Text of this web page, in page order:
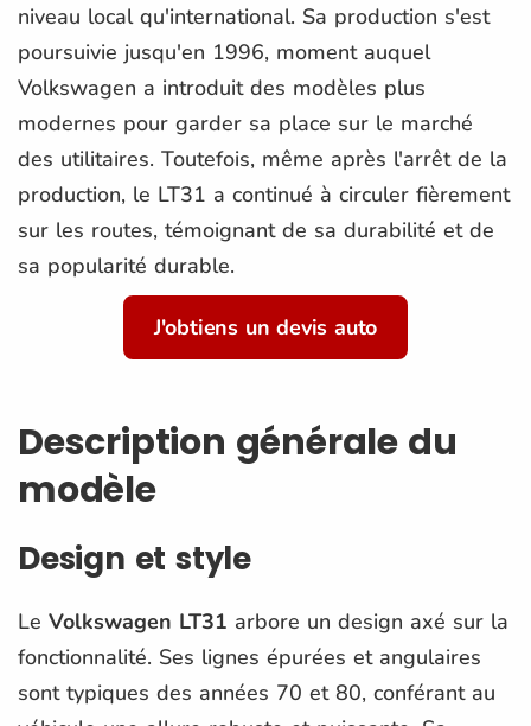
niveau local qu'international. Sa production s'est
poursuivie jusqu'en 1996, moment auquel
Volkswagen a introduit des modèles plus
modernes pour garder sa place sur le marché
des utilitaires. Toutefois, même après l'arrêt de la
production, le LT31 a continué à circuler fièrement
sur les routes, témoignant de sa durabilité et de
sa popularité durable.
J'obtiens un devis auto
Description générale du
modèle
Design et style
Le Volkswagen LT31 arbore un design axé sur la
fonctionnalité. Ses lignes épurées et angulaires
sont typiques des années 70 et 80, conférant au